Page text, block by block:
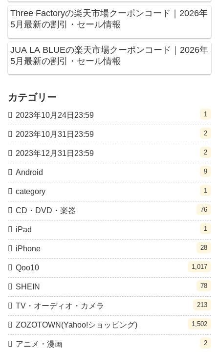
Three Factoryの楽天市場クーポンコード｜2026年
5月最新の割引・セール情報
JUA LA BLUEの楽天市場クーポンコード｜2026年
5月最新の割引・セール情報
カテゴリー
2023年10月24日23:59 1
2023年10月31日23:59 2
2023年12月31日23:59 2
Android 9
category 1
CD・DVD・楽器 76
iPad 1
iPhone 28
Qoo10 1,017
SHEIN 78
TV・オーディオ・カメラ 213
ZOZOTOWN(Yahoo!ショッピング) 1,502
アニメ・漫画 2